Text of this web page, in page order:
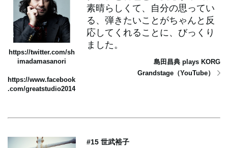
https://twitter.com/sh
imadamasanori
https://www.facebook
.com/greatstudio2014
素晴らしくて、自分の思ってい
る、弾きたいことがちゃんと反
応してくれることに、びっくり
ました。
島田昌典 plays KORG
Grandstage（YouTube）
#15 世武裕子